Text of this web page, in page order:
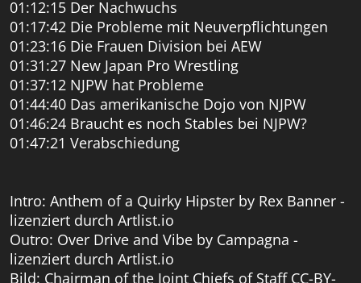
01:12:15 Der Nachwuchs
01:17:42 Die Probleme mit Neuverpflichtungen
01:23:16 Die Frauen Division bei AEW
01:31:27 New Japan Pro Wrestling
01:37:12 NJPW hat Probleme
01:44:40 Das amerikanische Dojo von NJPW
01:46:24 Braucht es noch Stables bei NJPW?
01:47:21 Verabschiedung
Intro: Anthem of a Quirky Hipster by Rex Banner -
lizenziert durch Artlist.io
Outro: Over Drive and Vibe by Campagna -
lizenziert durch Artlist.io
Bild: Chairman of the Joint Chiefs of Staff CC-BY-